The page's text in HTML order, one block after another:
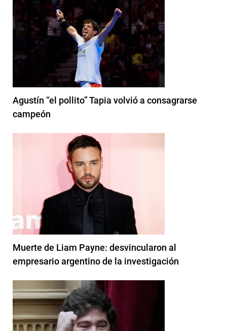
Agustín “el pollito” Tapia volvió a consagrarse
campeón
Muerte de Liam Payne: desvincularon al
empresario argentino de la investigación